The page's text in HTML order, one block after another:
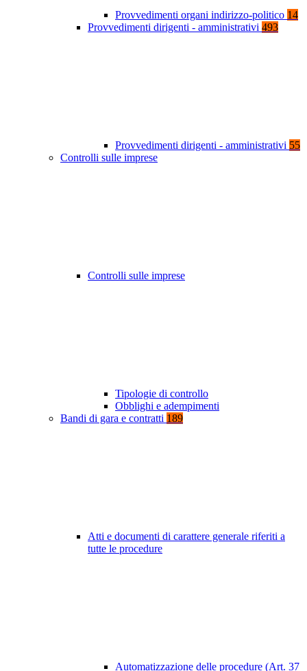
Provvedimenti organi indirizzo-politico 14
Provvedimenti dirigenti - amministrativi 493
Provvedimenti dirigenti - amministrativi 55
Controlli sulle imprese
Controlli sulle imprese
Tipologie di controllo
Obblighi e adempimenti
Bandi di gara e contratti 189
Atti e documenti di carattere generale riferiti a
tutte le procedure
Automatizzazione delle procedure (Art. 37